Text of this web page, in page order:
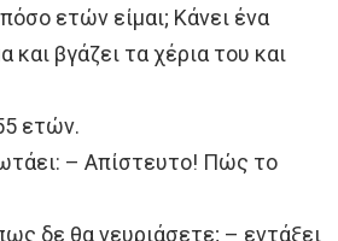
ετών είμαι; Κάνει ένα
και βγάζει τα χέρια του και
ετών.
– Απίστευτο! Πώς το
δε θα νευριάσετε; – εντάξει